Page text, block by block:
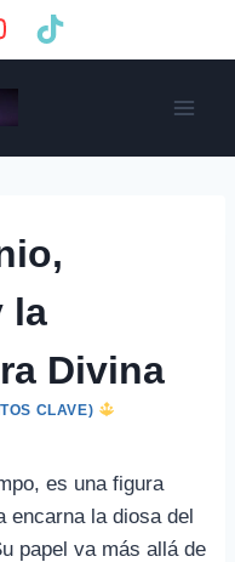
la
Divina
CLAVE)
es una figura
encarna la diosa del
papel va más allá de